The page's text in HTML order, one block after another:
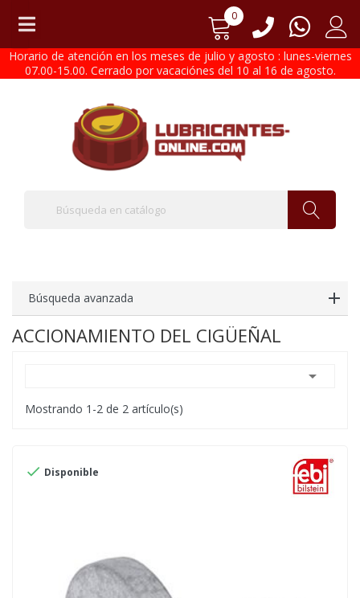
0
Horario de atención en los meses de julio y agosto : lunes-viernes
07.00-15.00. Cerrado por vacaciónes del 10 al 16 de agosto.
Búsqueda avanzada
ACCIONAMIENTO DEL CIGÜEÑAL

Mostrando 1-2 de 2 artículo(s)
 Disponible